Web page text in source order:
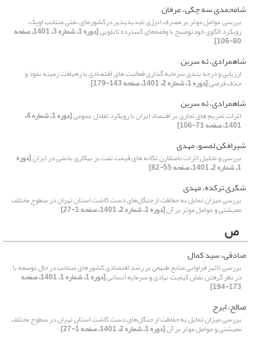
شامحمدی سه چکی، عرفان
بررسی عوامل موثر بر مصرف انرژی تجدیدپذیر درکشورهای نفتی منتخب اوپک،
رویکرد الگوی خودتوضیح با وقفه‌های گسترده تابلویی [دوره 1، شماره 3، 1401، صفحه
80-106]
شاهمرادی، ئه سرین
ارزیابی و درجه بندی سرمایه گذاری فعالیت های اقتصادی با رهیافت زمینه نفوذ و
حذف فرضی[دوره 1، شماره 2، 1401، صفحه 143-179]
شاهمرادی، ئه سرین
اثرات تحریم های تجاری بر اقتصاد ایران با رویکرد تعادل عمومی [دوره 1، شماره 4،
1401، صفحه 71-106]
شیرافکن لمسو، مهدی
بررسی و تحلیل اثرات نامتقارن تکانه های قیمت نفت بر بیکاری بخشی در ایران[دوره
1، شماره 2، 1401، صفحه 55-82]
شکری ترکده، مهدی
بررسی میزان تمایل به حفاظت از جنگل‌های دست کاشت استان تهران در سطوح مختلف
معیشتی و عوامل موثر بر آن[دوره 1، شماره 2، 1401، صفحه 1-27]
ص
صادقی، سید کمال
بررسی تاثیر فراوانی منابع طبیعی بر رشد اقتصادی کشورهای منتخب در حال توسعه با
در نظر گرفتن نقش کیفیت نهادی و سرمایه انسانی [دوره 1، شماره 1، 1401، صفحه
173-194]
صالح، ایرج
بررسی میزان تمایل به حفاظت از جنگل‌های دست کاشت استان تهران در سطوح مختلف
معیشتی و عوامل موثر بر آن[دوره 1، شماره 2، 1401، صفحه 1-27]